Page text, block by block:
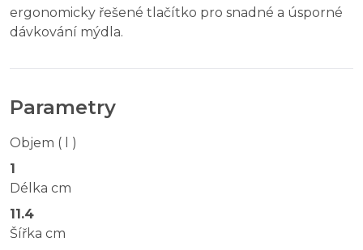
ergonomicky řešené tlačítko pro snadné a úsporné
dávkování mýdla.
Parametry
Objem ( l )
1
Délka cm
11.4
Šířka cm